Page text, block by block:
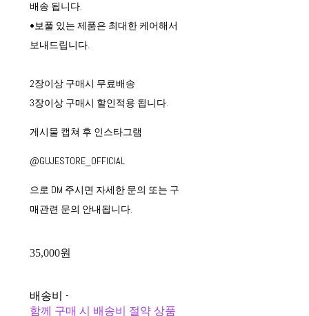
배송 됩니다.
•보풀 있는 제품은 최대한 케어해서
보내드립니다.
2장이상 구매시 무료배송
3장이상 구매시 할인적용 됩니다.
게시물 캡쳐 후 인스타그램
@GUJESTORE_OFFICIAL
으로 DM 주시면 자세한 문의 또는 구
매관련 문의 안내됩니다.
35,000원
배송비 -
함께 구매 시 배송비 절약 상품